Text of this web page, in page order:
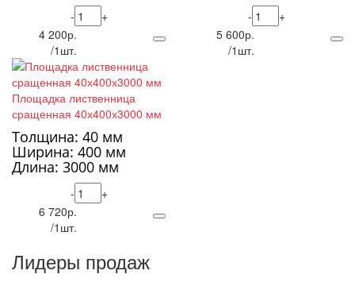
-
+
4 200р.
/1шт.
-
+
5 600р.
/1шт.
Площадка лиственница
сращенная 40х400х3000 мм
Толщина: 40 мм
Ширина: 400 мм
Длина: 3000 мм
-
+
6 720р.
/1шт.
Лидеры продаж